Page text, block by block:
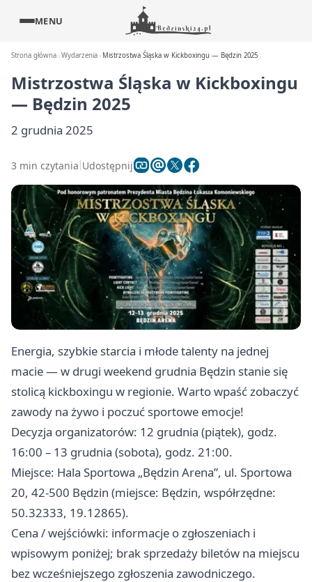
MENU
Strona główna Wydarzenia Mistrzostwa Śląska w Kickboxingu — Będzin 2025
Mistrzostwa Śląska w Kickboxingu
— Będzin 2025
2 grudnia 2025
3 min czytania Udostępnij
Energia, szybkie starcia i młode talenty na jednej
macie — w drugi weekend grudnia Będzin stanie się
stolicą kickboxingu w regionie. Warto wpaść zobaczyć
zawody na żywo i poczuć sportowe emocje!
Decyzja organizatorów: 12 grudnia (piątek), godz.
16:00 – 13 grudnia (sobota), godz. 21:00.
Miejsce: Hala Sportowa „Będzin Arena”, ul. Sportowa
20, 42-500 Będzin (miejsce: Będzin, współrzędne:
50.32333, 19.12865).
Cena / wejściówki: informacje o zgłoszeniach i
wpisowym poniżej; brak sprzedaży biletów na miejscu
bez wcześniejszego zgłoszenia zawodniczego.